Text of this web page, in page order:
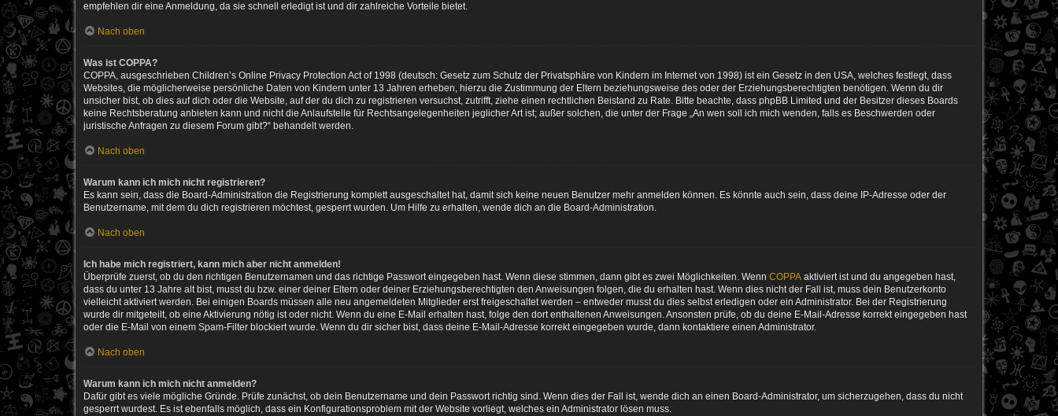
empfehlen dir eine Anmeldung, da sie schnell erledigt ist und dir zahlreiche Vorteile bietet.
Nach oben
Was ist COPPA?
COPPA, ausgeschrieben Children’s Online Privacy Protection Act of 1998 (deutsch: Gesetz zum Schutz der Privatsphäre von Kindern im Internet von 1998) ist ein Gesetz in den USA, welches festlegt, dass
Websites, die möglicherweise persönliche Daten von Kindern unter 13 Jahren erheben, hierzu die Zustimmung der Eltern beziehungsweise des oder der Erziehungsberechtigten benötigen. Wenn du dir
unsicher bist, ob dies auf dich oder die Website, auf der du dich zu registrieren versuchst, zutrifft, ziehe einen rechtlichen Beistand zu Rate. Bitte beachte, dass phpBB Limited und der Besitzer dieses Boards
keine Rechtsberatung anbieten kann und nicht die Anlaufstelle für Rechtsangelegenheiten jeglicher Art ist; außer solchen, die unter der Frage „An wen soll ich mich wenden, falls es Beschwerden oder
juristische Anfragen zu diesem Forum gibt?“ behandelt werden.
Nach oben
Warum kann ich mich nicht registrieren?
Es kann sein, dass die Board-Administration die Registrierung komplett ausgeschaltet hat, damit sich keine neuen Benutzer mehr anmelden können. Es könnte auch sein, dass deine IP-Adresse oder der
Benutzername, mit dem du dich registrieren möchtest, gesperrt wurden. Um Hilfe zu erhalten, wende dich an die Board-Administration.
Nach oben
Ich habe mich registriert, kann mich aber nicht anmelden!
Überprüfe zuerst, ob du den richtigen Benutzernamen und das richtige Passwort eingegeben hast. Wenn diese stimmen, dann gibt es zwei Möglichkeiten. Wenn COPPA aktiviert ist und du angegeben hast,
dass du unter 13 Jahre alt bist, musst du bzw. einer deiner Eltern oder deiner Erziehungsberechtigten den Anweisungen folgen, die du erhalten hast. Wenn dies nicht der Fall ist, muss dein Benutzerkonto
vielleicht aktiviert werden. Bei einigen Boards müssen alle neu angemeldeten Mitglieder erst freigeschaltet werden – entweder musst du dies selbst erledigen oder ein Administrator. Bei der Registrierung
wurde dir mitgeteilt, ob eine Aktivierung nötig ist oder nicht. Wenn du eine E-Mail erhalten hast, folge den dort enthaltenen Anweisungen. Ansonsten prüfe, ob du deine E-Mail-Adresse korrekt eingegeben hast
oder die E-Mail von einem Spam-Filter blockiert wurde. Wenn du dir sicher bist, dass deine E-Mail-Adresse korrekt eingegeben wurde, dann kontaktiere einen Administrator.
Nach oben
Warum kann ich mich nicht anmelden?
Dafür gibt es viele mögliche Gründe. Prüfe zunächst, ob dein Benutzername und dein Passwort richtig sind. Wenn dies der Fall ist, wende dich an einen Board-Administrator, um sicherzugehen, dass du nicht
gesperrt wurdest. Es ist ebenfalls möglich, dass ein Konfigurationsproblem mit der Website vorliegt, welches ein Administrator lösen muss.